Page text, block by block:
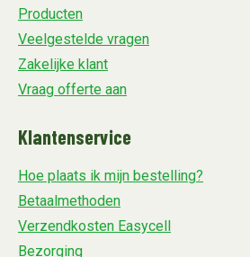
Producten
Veelgestelde vragen
Zakelijke klant
Vraag offerte aan
Klantenservice
Hoe plaats ik mijn bestelling?
Betaalmethoden
Verzendkosten Easycell
Bezorging